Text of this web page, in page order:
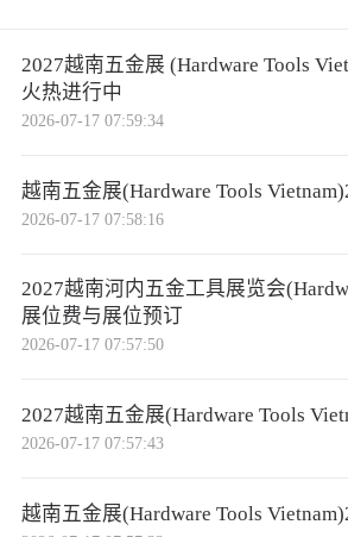
2027越南五金展 (Hardware Tools
火热进行中
2026-07-17 07:59:34
越南五金展(Hardware Tools
2026-07-17 07:58:16
2027越南河内五金工具展览会
展位费与展位预订
2026-07-17 07:57:50
2027越南五金展(Hardware Tools
2026-07-17 07:57:43
越南五金展(Hardware Tools